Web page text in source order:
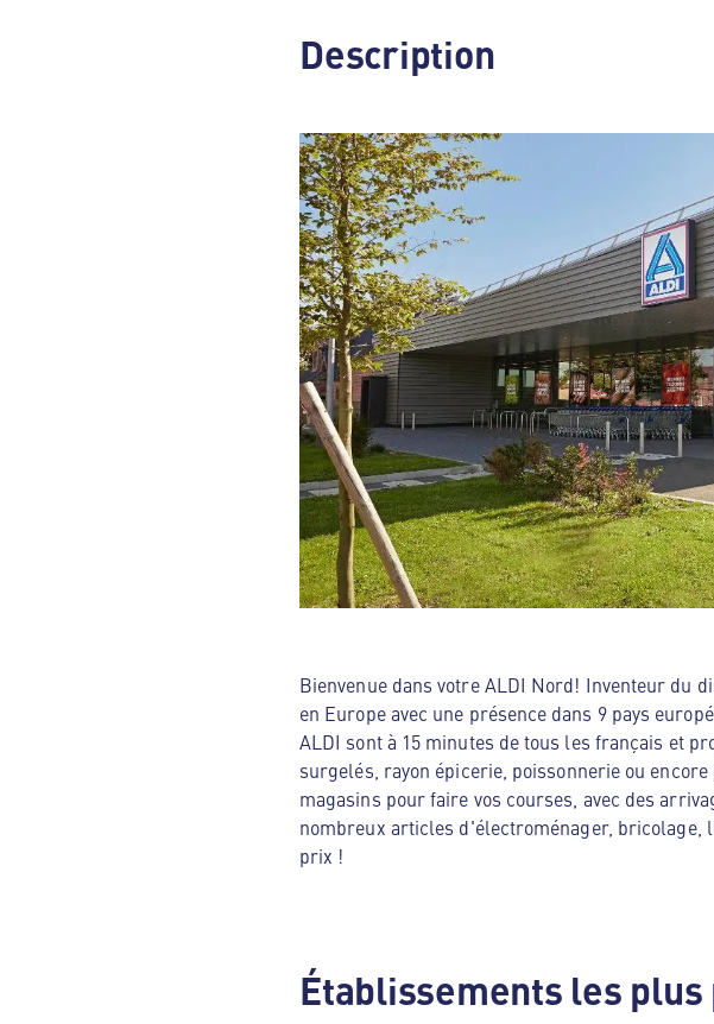
Description
Bienvenue dans votre ALDI Nord! Inventeur du
en Europe avec une présence dans 9 pays
ALDI sont à 15 minutes de tous les français et
surgelés, rayon épicerie, poissonnerie ou
magasins pour faire vos courses, avec des
nombreux articles d'électroménager, bricolage,
prix !
Établissements les plus